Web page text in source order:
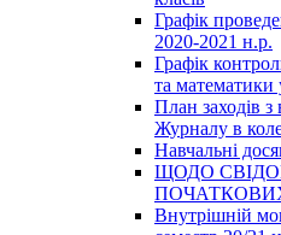
Графік
2020-2021 н.р.
Графік
та математики
План заходів
Журналу в
Навчальні
ЩОДО
Внутрішній